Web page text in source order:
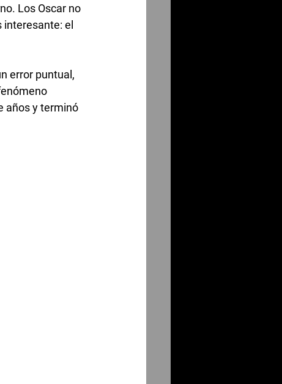
Los Oscar no
el
error puntual,
años y terminó